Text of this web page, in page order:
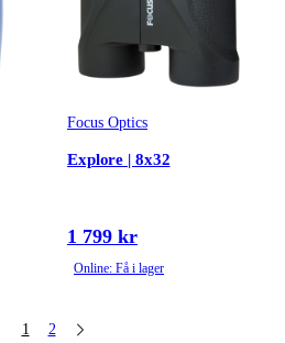
Focus Optics
Explore | 8x32
1 799 kr
Online: Få i lager
1 2